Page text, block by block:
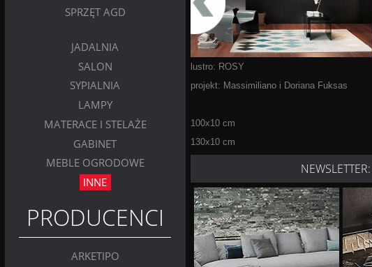
SPRZĘT AGD
JADALNIA
SALON
SYPIALNIA
LAMPY
MATERACE I STELAŻE
GABINET
MEBLE OGRODOWE
INNE
PRODUCENCI
ARKETIPO
lustro: ROSY
projekt: Massimiliano i Doriana Fuksas
100x10 cm
130x10 cm
NEWSLETTER: